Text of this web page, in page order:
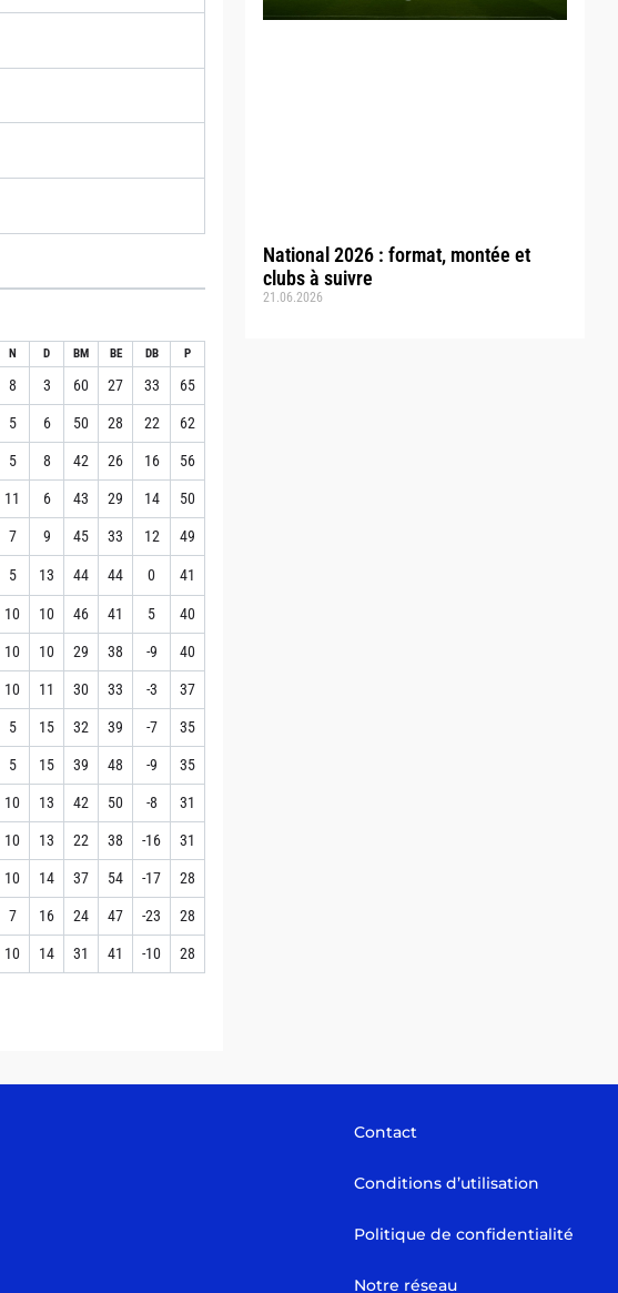
National 2026 : format, montée et
clubs à suivre
21.06.2026
N D BM BE DB P
8 3 60 27 33 65
5 6 50 28 22 62
5 8 42 26 16 56
11 6 43 29 14 50
7 9 45 33 12 49
5 13 44 44 0 41
10 10 46 41 5 40
10 10 29 38 -9 40
10 11 30 33 -3 37
5 15 32 39 -7 35
5 15 39 48 -9 35
10 13 42 50 -8 31
10 13 22 38 -16 31
10 14 37 54 -17 28
7 16 24 47 -23 28
10 14 31 41 -10 28
Contact
Conditions d’utilisation
Politique de confidentialité
Notre réseau